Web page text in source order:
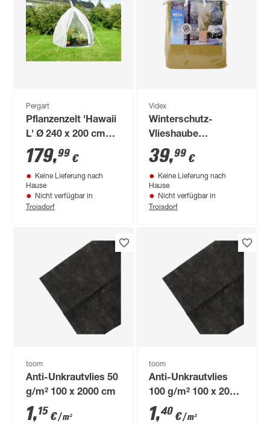
Pergart
Pflanzenzelt 'Hawaii
L' Ø 240 x 200 cm
mit weiß
179,99 €
Keine Lieferung nach
Hause
Nicht verfügbar in
Troisdorf
Videx
Winterschutz-
Vlieshaube
'Extreme' beige 200
x 240 cm
39,99 €
Keine Lieferung nach
Hause
Nicht verfügbar in
Troisdorf
toom
Anti-Unkrautvlies 50
g/m² 100 x 2000 cm
1,15 €/ m²
toom
Anti-Unkrautvlies
100 g/m² 100 x 2000
cm
1,40 €/ m²